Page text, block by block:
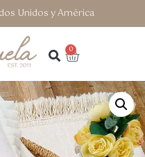
Unidos y América
0